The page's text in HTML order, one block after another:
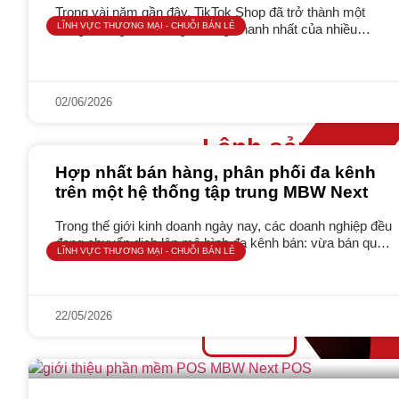
Lệnh sản xuất
Quản lý lệnh sản xuất chi tiết
Giá thành
Ngành Đồ uống, nước
LĨNH VỰC THƯƠNG MẠI - CHUỖI BÁN LẺ
Trong vài năm gần đây, TikTok Shop đã trở thành một
trong những kênh tăng trưởng nhanh nhất của nhiều
02/06/2026
LĨNH VỰC THƯƠNG MẠI - CHUỖI BÁN LẺ
Hợp nhất bán hàng, phân phối đa kênh
trên một hệ thống tập trung MBW Next
Trong thế giới kinh doanh ngày nay, các doanh nghiệp đều
đang chuyển dịch lên mô hình đa kênh bán: vừa bán qua
đội ngũ sales thị trường, vừa làm
22/05/2026